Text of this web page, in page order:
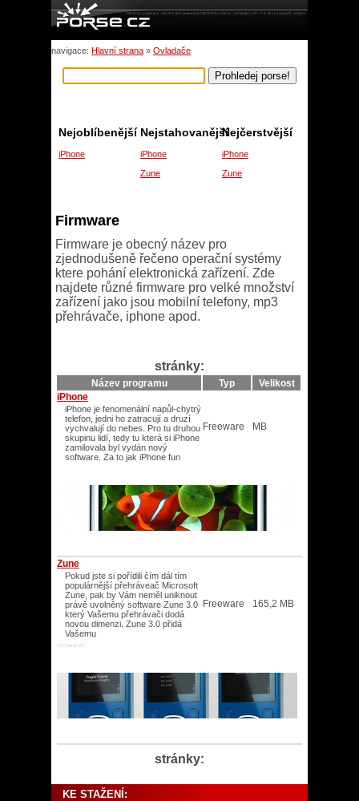
navigace: Hlavní strana » Ovladače
Nejčerstvější
iPhone
Zune
Nejstahovanější
iPhone
Zune
Nejoblíbenější
iPhone
Firmware
Firmware je obecný název pro
zjednodušeně řečeno operační systémy
ktere pohání elektronická zařízení. Zde
najdete různé firmware pro velké množství
zařízení jako jsou mobilní telefony, mp3
přehrávače, iphone apod.
stránky:
Název programu Typ
Velikost
iPhone
iPhone je fenomenální napůl-chytrý
telefon, jedni ho zatracují a druzí
vychvalují do nebes. Pro tu druhou
skupinu lidí, tedy tu která si iPhone
zamilovala byl vydán nový
software. Za to jak iPhone fun
Freeware MB
Zune
Pokud jste si pořídili čím dál tím
populárnější přehráveač Microsoft
Zune, pak by Vám neměl uniknout
právě uvolněný software Zune 3.0
který Vašemu přehrávači dodá
novou dimenzi. Zune 3.0 přidá
Vašemu
XP/Vista/XP/
Freeware 165,2 MB
stránky:
KE STAŽENÍ: